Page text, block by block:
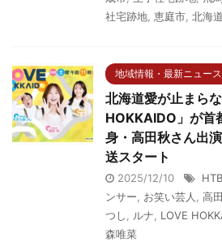
社宅跡地, 恵庭市, 北海道
地域情報・最新ニュース
北海道愛が止まら
HOKKAIDO」が首
身・高田秋さん出
送スタート
2025/12/10 HTB
ンサー, お笑い芸人, 高
つし, ルナ, LOVE
森唯菜